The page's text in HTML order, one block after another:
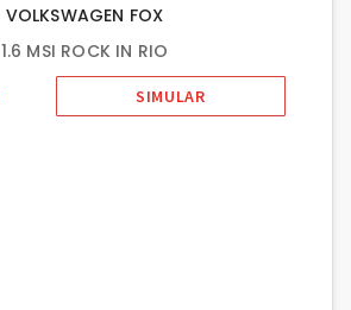
VOLKSWAGEN FOX
1.6 MSI ROCK IN RIO
SIMULAR